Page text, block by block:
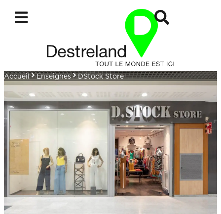
Accueil Enseignes DStock Store